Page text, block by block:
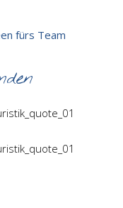
fürs Team